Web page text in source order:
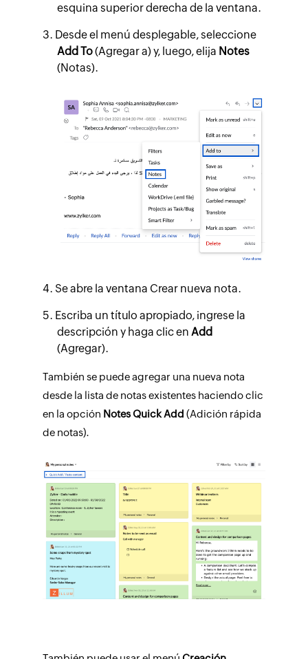
esquina superior derecha de la ventana.
Desde el menú desplegable, seleccione
Add To(Agregar a) y, luego, elija Notes
(Notas).
Se abre la ventana Crear nueva nota.
Escriba un título apropiado, ingrese la
descripción y haga clic enAdd
(Agregar).
También se puede agregar una nueva nota
desde la lista de notas existentes haciendo clic
en la opción Notes Quick Add (Adición rápida
de notas).